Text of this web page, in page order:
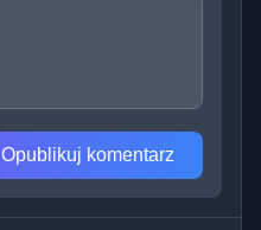
Opublikuj komentarz